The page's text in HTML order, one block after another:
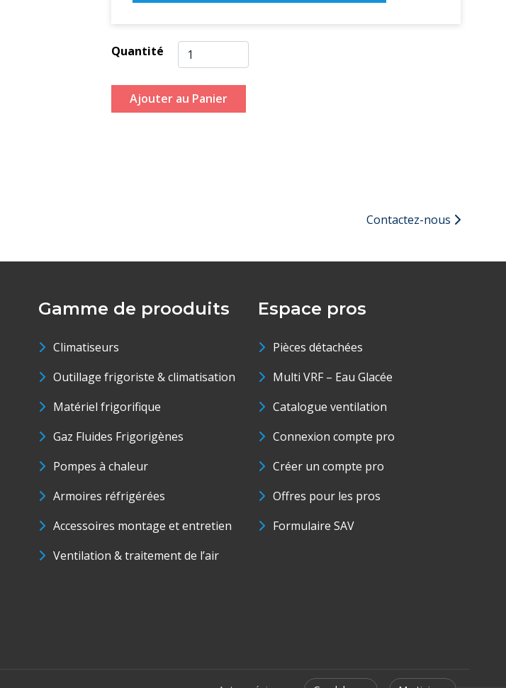
Quantité
Ajouter au Panier
Contactez-nous
Gamme de prooduits
Climatiseurs
Outillage frigoriste & climatisation
Matériel frigorifique
Gaz Fluides Frigorigènes
Pompes à chaleur
Armoires réfrigérées
Accessoires montage et entretien
Ventilation & traitement de l’air
Espace pros
Pièces détachées
Multi VRF – Eau Glacée
Catalogue ventilation
Connexion compte pro
Créer un compte pro
Offres pour les pros
Formulaire SAV